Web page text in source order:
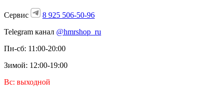
Сервис
8 925 506-50-96
Telegram канал @hmrshop_ru
Пн-сб: 11:00-20:00
Зимой: 12:00-19:00
Вс: выходной